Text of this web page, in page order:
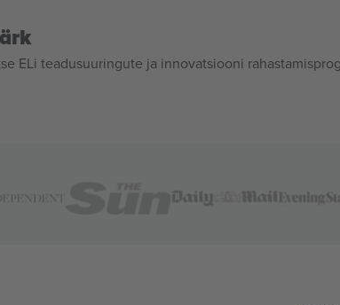
ELi teadusuuringute ja innovatsiooni